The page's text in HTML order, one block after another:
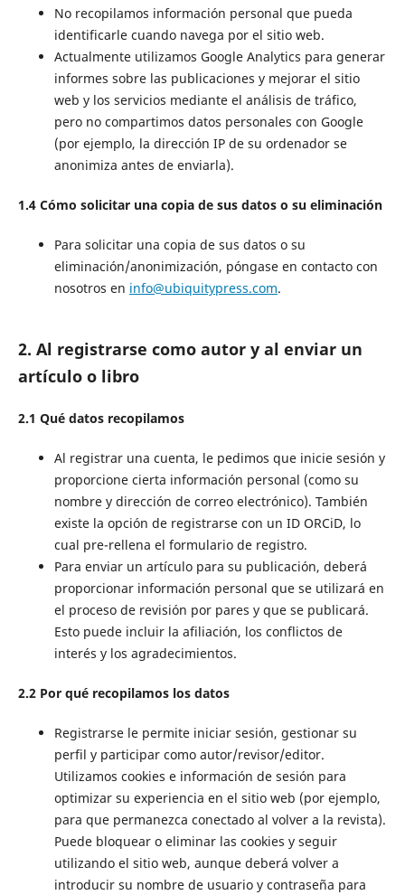
No recopilamos información personal que pueda
identificarle cuando navega por el sitio web.
Actualmente utilizamos Google Analytics para generar
informes sobre las publicaciones y mejorar el sitio
web y los servicios mediante el análisis de tráfico,
pero no compartimos datos personales con Google
(por ejemplo, la dirección IP de su ordenador se
anonimiza antes de enviarla).
1.4 Cómo solicitar una copia de sus datos o su eliminación
Para solicitar una copia de sus datos o su
eliminación/anonimización, póngase en contacto con
nosotros en info@ubiquitypress.com.
2. Al registrarse como autor y al enviar un
artículo o libro
2.1 Qué datos recopilamos
Al registrar una cuenta, le pedimos que inicie sesión y
proporcione cierta información personal (como su
nombre y dirección de correo electrónico). También
existe la opción de registrarse con un ID ORCiD, lo
cual pre-rellena el formulario de registro.
Para enviar un artículo para su publicación, deberá
proporcionar información personal que se utilizará en
el proceso de revisión por pares y que se publicará.
Esto puede incluir la afiliación, los conflictos de
interés y los agradecimientos.
2.2 Por qué recopilamos los datos
Registrarse le permite iniciar sesión, gestionar su
perfil y participar como autor/revisor/editor.
Utilizamos cookies e información de sesión para
optimizar su experiencia en el sitio web (por ejemplo,
para que permanezca conectado al volver a la revista).
Puede bloquear o eliminar las cookies y seguir
utilizando el sitio web, aunque deberá volver a
introducir su nombre de usuario y contraseña para